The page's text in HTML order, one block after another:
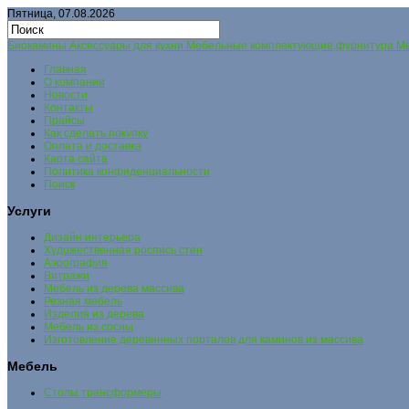
Пятница, 07.08.2026
Биокамины Аксессуары для кухни Мебельные комплектующие,фурнитура
Главная
О компании
Новости
Контакты
Прайсы
Как сделать покупку
Оплата и доставка
Карта сайта
Политика конфиденциальности
Поиск
Услуги
Дизайн интерьера
Художественная роспись стен
Аэрография
Витражи
Мебель из дерева массива
Резная мебель
Изделия из дерева
Мебель из сосны
Изготовление деревянных порталов для каминов из массива
Мебель
Столы трансформеры